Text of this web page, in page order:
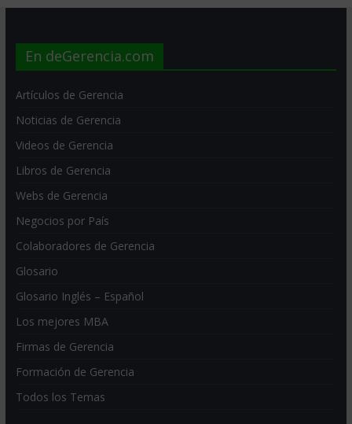
En deGerencia.com
Artículos de Gerencia
Noticias de Gerencia
Videos de Gerencia
Libros de Gerencia
Webs de Gerencia
Negocios por País
Colaboradores de Gerencia
Glosario
Glosario Inglés – Español
Los mejores MBA
Firmas de Gerencia
Formación de Gerencia
Todos los Temas